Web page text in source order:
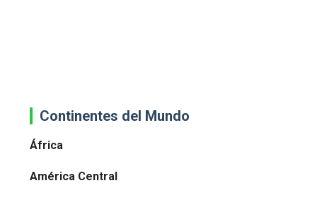
Continentes del Mundo
África
América Central